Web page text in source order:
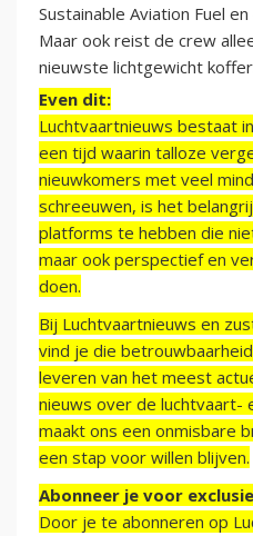
Sustainable Aviation Fuel
Maar ook reist de crew
nieuwste lichtgewicht
Even dit:
Luchtvaartnieuws bestaat
een tijd waarin talloze
nieuwkomers met veel
schreeuwen, is het
platforms te hebben die
maar ook perspectief en
doen.
Bij Luchtvaartnieuws en
vind je die
leveren van het meest
nieuws over de luchtvaart-
maakt ons een onmisbare
een stap voor willen blijven.
Abonneer je voor
Door je te abonneren op